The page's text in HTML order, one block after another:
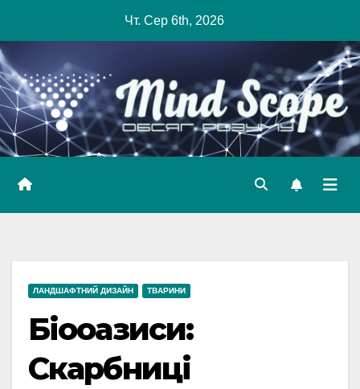
content
Чт. Сер 6th, 2026
ЛАНДШАФТНИЙ ДИЗАЙН ТВАРИНИ
Біооазиси:
Скарбниці